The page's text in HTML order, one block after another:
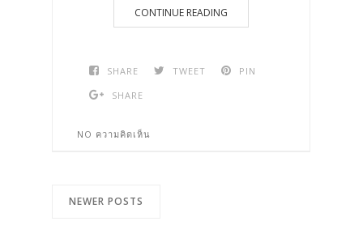
CONTINUE READING
SHARE TWEET
PIN
SHARE
NO ความคิดเห็น
NEWER POSTS